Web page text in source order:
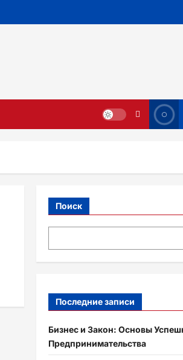
Поиск
Последние записи
Бизнес и Закон: Основы
Предпринимательства